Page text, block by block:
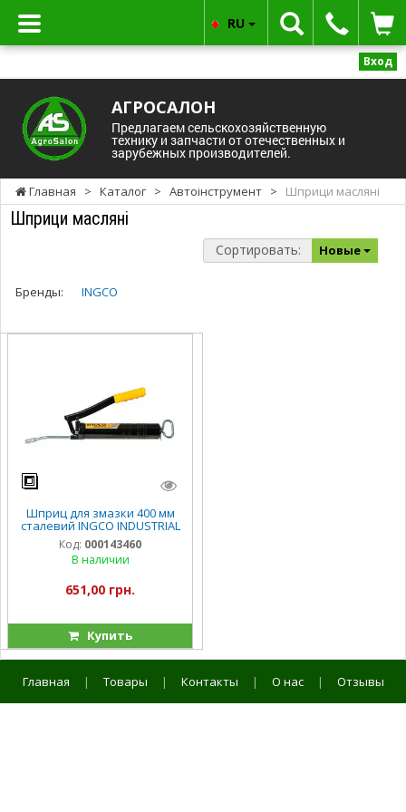
Вход
АГРОСАЛОН
Предлагаем сельскохозяйственную
технику и запчасти от отечественных и
зарубежных производителей.
RU
Главная > Каталог > Автоінструмент > Шприци масляні
Шприци масляні
Сортировать: Новые
Бренды: INGCO
Шприц для змазки 400 мм
сталевий INGCO INDUSTRIAL
Код: 000143460
В наличии
651,00 грн.
Купить
Главная | Товары | Контакты | О нас | Отзывы